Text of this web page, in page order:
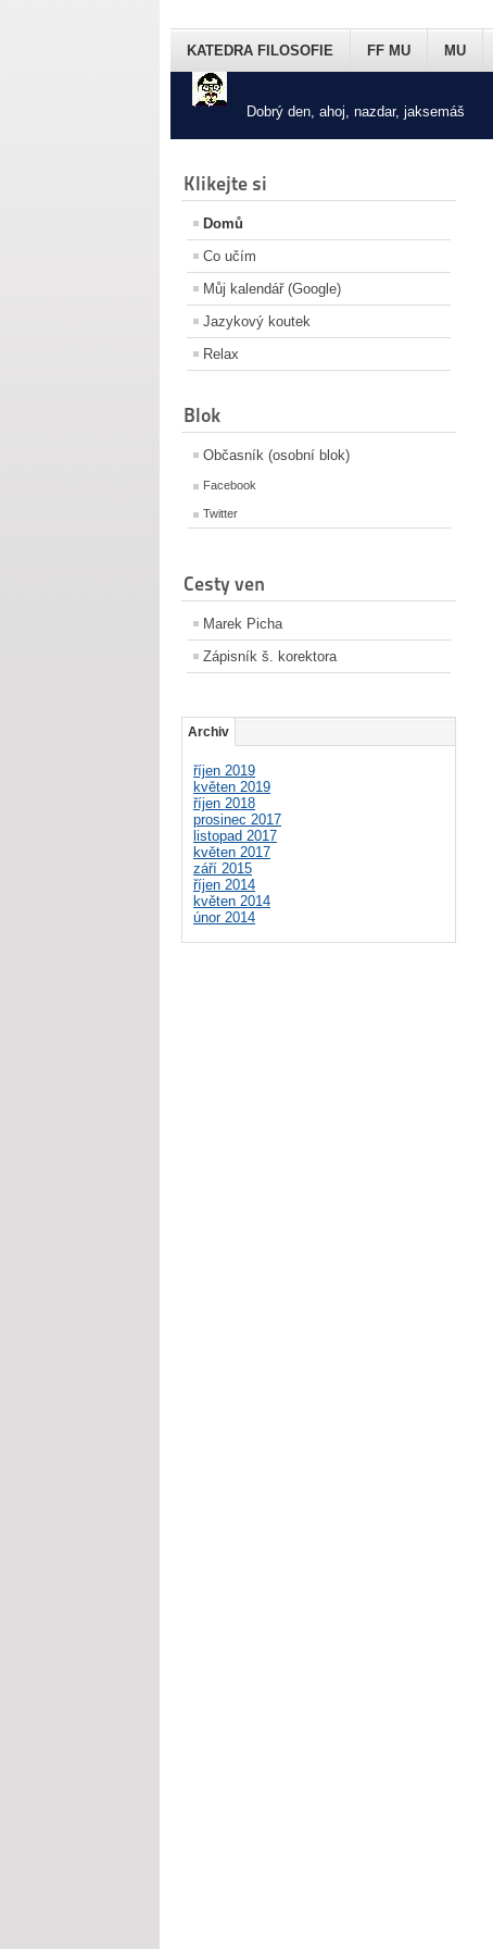
Dobrý den, ahoj, nazdar, jaksemáš
KATEDRA FILOSOFIE FF MU MU
Klikejte si
Domů
Co učím
Můj kalendář (Google)
Jazykový koutek
Relax
Blok
Občasník (osobní blok)
Facebook
Twitter
Cesty ven
Marek Picha
Zápisník š. korektora
Archiv
říjen 2019
květen 2019
říjen 2018
prosinec 2017
listopad 2017
květen 2017
září 2015
říjen 2014
květen 2014
únor 2014